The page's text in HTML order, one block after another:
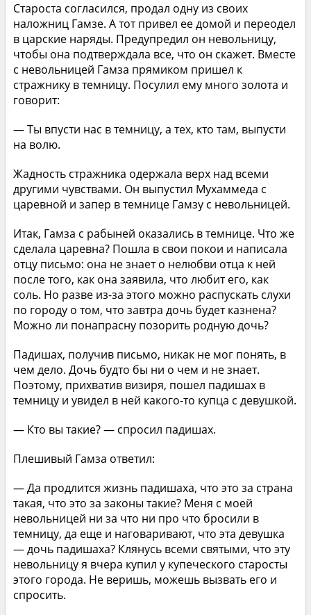
Староста согласился, продал одну из своих
наложниц Гамзе. А тот привел ее домой и переодел
в царские наряды. Предупредил он невольницу,
чтобы она подтверждала все, что он скажет. Вместе
с невольницей Гамза прямиком пришел к
стражнику в темницу. Посулил ему много золота и
говорит:
— Ты впусти нас в темницу, а тех, кто там, выпусти
на волю.
Жадность стражника одержала верх над всеми
другими чувствами. Он выпустил Мухаммеда с
царевной и запер в темнице Гамзу с невольницей.
Итак, Гамза с рабыней оказались в темнице. Что же
сделала царевна? Пошла в свои покои и написала
отцу письмо: она не знает о нелюбви отца к ней
после того, как она заявила, что любит его, как
соль. Но разве из-за этого можно распускать слухи
по городу о том, что завтра дочь будет казнена?
Можно ли понапрасну позорить родную дочь?
Падишах, получив письмо, никак не мог понять, в
чем дело. Дочь будто бы ни о чем и не знает.
Поэтому, прихватив визиря, пошел падишах в
темницу и увидел в ней какого-то купца с девушкой.
— Кто вы такие? — спросил падишах.
Плешивый Гамза ответил:
— Да продлится жизнь падишаха, что это за страна
такая, что это за законы такие? Меня с моей
невольницей ни за что ни про что бросили в
темницу, да еще и наговаривают, что эта девушка
— дочь падишаха? Клянусь всеми святыми, что эту
невольницу я вчера купил у купеческого старосты
этого города. Не веришь, можешь вызвать его и
спросить.